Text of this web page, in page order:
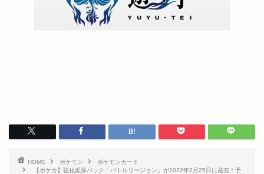
HOME ポケモン
ポケモンカード
【ポケカ】強化拡張パック「バトルリージョン」が2022年2月25日に発売！予